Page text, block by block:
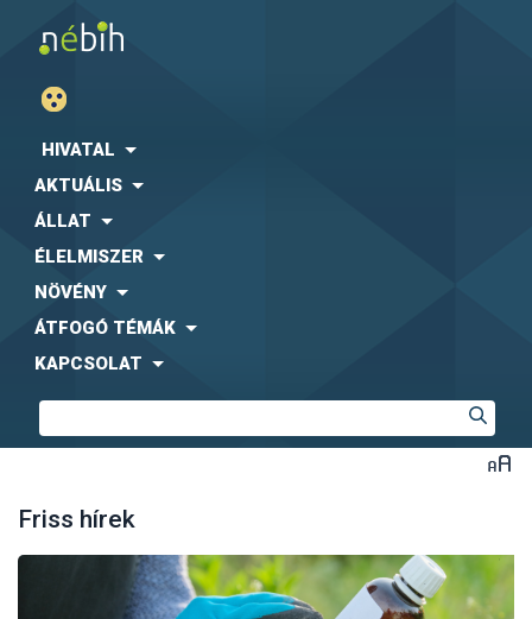
HIVATAL
AKTUÁLIS
ÁLLAT
ÉLELMISZER
NÖVÉNY
ÁTFOGÓ TÉMÁK
KAPCSOLAT
Friss hírek